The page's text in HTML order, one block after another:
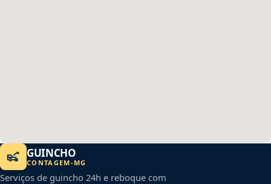
GUINCHO
CONTAGEM-MG
Serviços de guincho 24h e reboque com